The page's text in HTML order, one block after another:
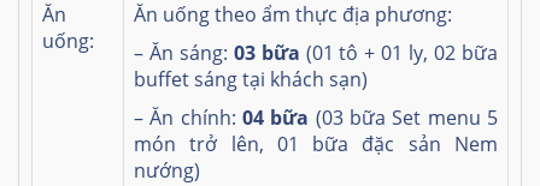
Ăn
uống:
Ăn uống theo ẩm thực địa phương:
– Ăn sáng: 03 bữa (01 tô + 01 ly, 02 bữa
buffet sáng tại khách sạn)
– Ăn chính: 04 bữa (03 bữa Set menu 5
món trở lên, 01 bữa đặc sản Nem
nướng)